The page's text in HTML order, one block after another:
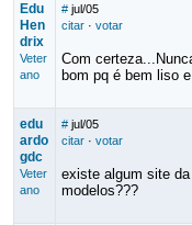
Edu
Hen
drix
Veter
ano
# jul/05
citar· votar
Com
bom pq é bem liso
edu
ardo
gdc
Veter
ano
# jul/05
citar· votar
existe algum site
modelos???